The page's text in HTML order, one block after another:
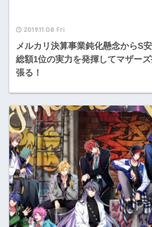
2019.11.08 Fri
メルカリ決算事業鈍化懸念からS
総額1位の実力を発揮してマザー
張る！